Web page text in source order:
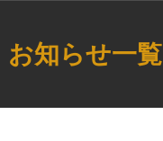
お知らせ一覧